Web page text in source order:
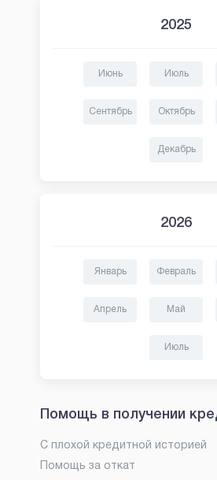
2025
Июнь Июль
Сентябрь Октябрь
Декабрь
2026
Январь Февраль
Апрель Май
Июль
Помощь в получении
С плохой кредитной историей
Помощь за откат